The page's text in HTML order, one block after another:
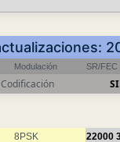
Modulación SR/FEC
Codificación
8PSK 22000